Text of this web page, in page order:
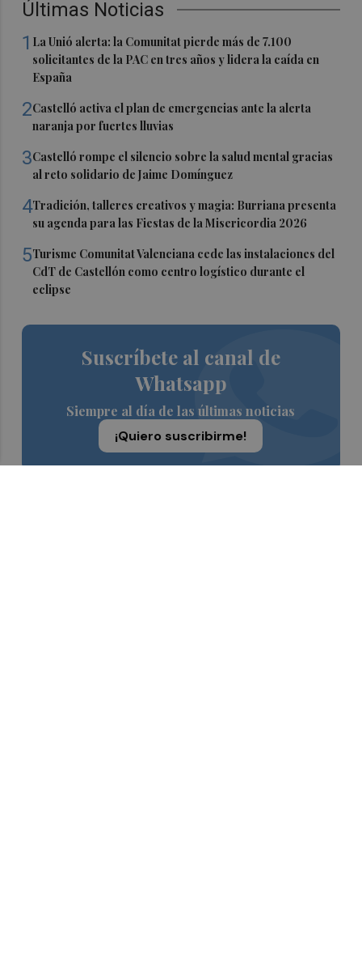
Últimas Noticias
1 La Unió alerta: la Comunitat pierde más de 7.100
solicitantes de la PAC en tres años y lidera la caída en
España
2Castelló activa el plan de emergencias ante la alerta
naranja por fuertes lluvias
3Castelló rompe el silencio sobre la salud mental gracias
al reto solidario de Jaime Domínguez
4Tradición, talleres creativos y magia: Burriana presenta
su agenda para las Fiestas de la Misericordia 2026
5Turisme Comunitat Valenciana cede las instalaciones del
CdT de Castellón como centro logístico durante el
eclipse
Suscríbete al canal de
Whatsapp
Siempre al día de las últimas noticias
¡Quiero suscribirme!